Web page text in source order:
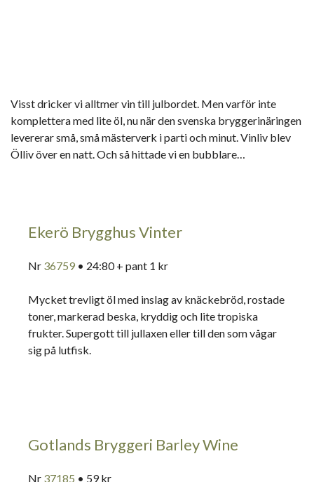
Visst dricker vi alltmer vin till julbordet. Men varför inte
komplettera med lite öl, nu när den svenska bryggerinäringen
levererar små, små mästerverk i parti och minut. Vinliv blev
Ölliv över en natt. Och så hittade vi en bubblare…
Ekerö Brygghus Vinter
Nr 36759 • 24:80 + pant 1 kr
Mycket trevligt öl med inslag av knäckebröd, rostade
toner, markerad beska, kryddig och lite tropiska
frukter. Supergott till jullaxen eller till den som vågar
sig på lutfisk.
Gotlands Bryggeri Barley Wine
Nr 37185 • 59 kr